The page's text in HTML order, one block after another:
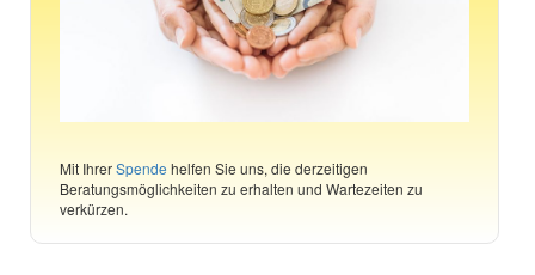
Mit IhrerSpende helfen Sie uns, die derzeitigen
Beratungsmöglichkeiten zu erhalten und Wartezeiten zu
verkürzen.